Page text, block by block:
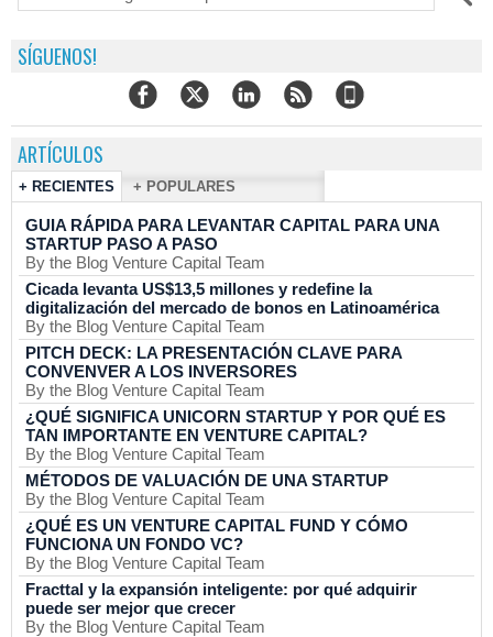
SÍGUENOS!
ARTÍCULOS
+ RECIENTES + POPULARES
GUIA RÁPIDA PARA LEVANTAR CAPITAL PARA UNA
STARTUP PASO A PASO
By the Blog Venture Capital Team
Cicada levanta US$13,5 millones y redefine la
digitalización del mercado de bonos en Latinoamérica
By the Blog Venture Capital Team
PITCH DECK: LA PRESENTACIÓN CLAVE PARA
CONVENVER A LOS INVERSORES
By the Blog Venture Capital Team
¿QUÉ SIGNIFICA UNICORN STARTUP Y POR QUÉ ES
TAN IMPORTANTE EN VENTURE CAPITAL?
By the Blog Venture Capital Team
MÉTODOS DE VALUACIÓN DE UNA STARTUP
By the Blog Venture Capital Team
¿QUÉ ES UN VENTURE CAPITAL FUND Y CÓMO
FUNCIONA UN FONDO VC?
By the Blog Venture Capital Team
Fracttal y la expansión inteligente: por qué adquirir
puede ser mejor que crecer
By the Blog Venture Capital Team